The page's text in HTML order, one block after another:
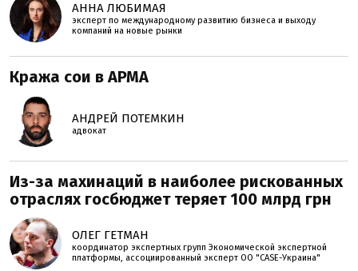
АННА ЛЮБИМАЯ
эксперт по международному развитию бизнеса и выходу
компаний на новые рынки
Кража сои в АРМА
АНДРЕЙ ПОТЕМКИН
адвокат
Из-за махинаций в наиболее рискованных
отраслях госбюджет теряет 100 млрд грн
ОЛЕГ ГЕТМАН
координатор экспертных групп Экономической экспертной
платформы, ассоциированный эксперт ОО "CASE-Украина"